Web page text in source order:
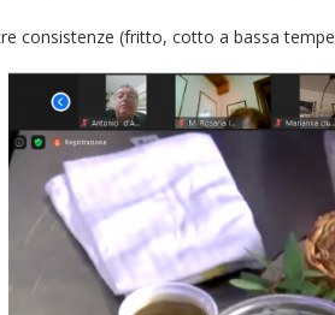
consistenze (fritto, cotto a bassa